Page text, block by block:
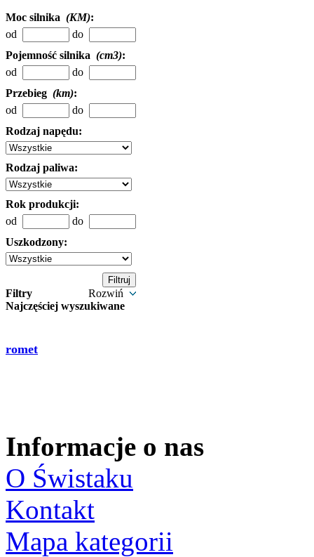
Moc silnika (KM):
od
do
Pojemność silnika (cm3):
od
do
Przebieg (km):
od
do
Rodzaj napędu:
Rodzaj paliwa:
Rok produkcji:
od
do
Uszkodzony:
Filtry
Rozwiń
Najczęściej wyszukiwane
romet
Informacje o nas
O Świstaku
Kontakt
Mapa kategorii